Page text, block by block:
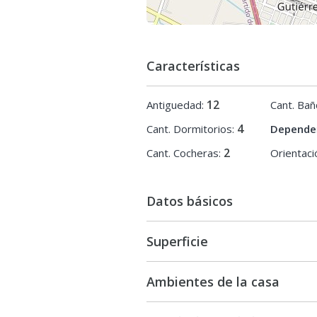
propiedad son actividades
las previsiones de la ley 20.266,
brindando servicios
intermediación inmobiliaria.
Características
Antiguedad: 12 Cant.
Cant. Dormitorios: 4
Cant. Cocheras: 2
Datos básicos
Superficie
Ambientes de la casa